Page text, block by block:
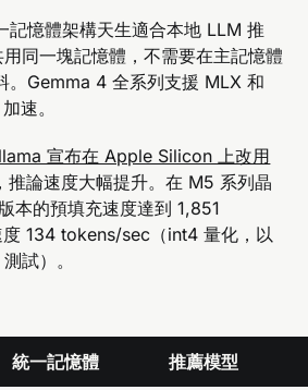
憶體架構天生適合本地 LLM 推
同一塊記憶體，不需要在主記憶體
。Gemma 4 全系列支援 MLX 和
速。
宣布在 Apple Silicon 上改用
，推論速度大幅提升。在 M5 系列晶
本的預填充速度達到 1,851
134 tokens/sec（int4 量化，以
試）。
統一記憶體 推薦模型